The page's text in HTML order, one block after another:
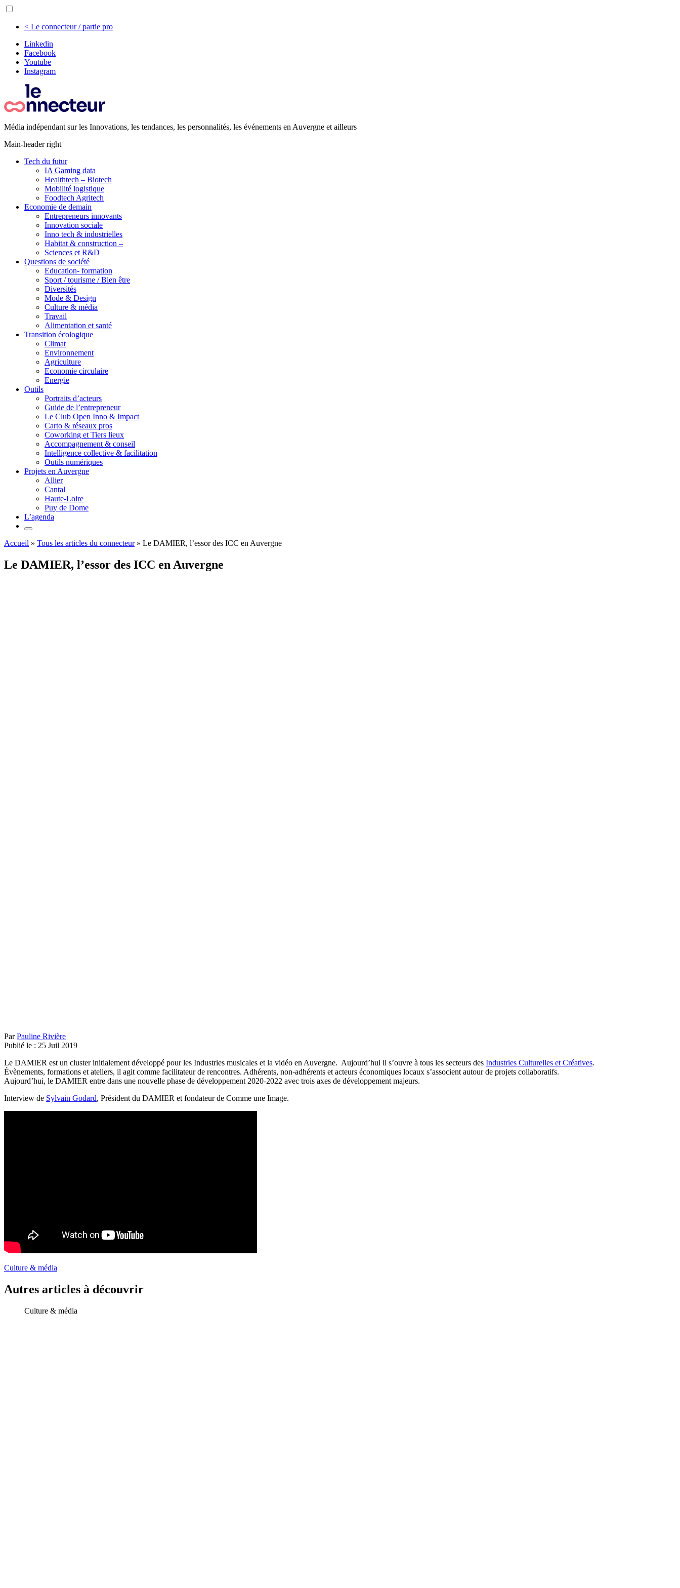
< Le connecteur / partie pro
Linkedin
Facebook
Youtube
Instagram
Média indépendant sur les Innovations, les tendances, les personnalités, les événements en Auvergne et ailleurs
Main-header right
Tech du futur
IA Gaming data
Healthtech – Biotech
Mobilité logistique
Foodtech Agritech
Economie de demain
Entrepreneurs innovants
Innovation sociale
Inno tech & industrielles
Habitat & construction –
Sciences et R&D
Questions de société
Education- formation
Sport / tourisme / Bien être
Diversités
Mode & Design
Culture & média
Travail
Alimentation et santé
Transition écologique
Climat
Environnement
Agriculture
Economie circulaire
Energie
Outils
Portraits d’acteurs
Guide de l’entrepreneur
Le Club Open Inno & Impact
Carto & réseaux pros
Coworking et Tiers lieux
Accompagnement & conseil
Intelligence collective & facilitation
Outils numériques
Projets en Auvergne
Allier
Cantal
Haute-Loire
Puy de Dome
L’agenda
Accueil » Tous les articles du connecteur» Le DAMIER, l’essor des ICC en Auvergne
Le DAMIER, l’essor des ICC en Auvergne
ParPauline Rivière
Publié le : 25 Juil 2019
Le DAMIER est un cluster initialement développé pour les Industries musicales et la vidéo en Auvergne. Aujourd’hui il s’ouvre à tous les secteurs des Industries Culturelles et Créatives.
Évènements, formations et ateliers, il agit comme facilitateur de rencontres. Adhérents, non-adhérents et acteurs économiques locaux s’associent autour de projets collaboratifs.
Aujourd’hui, le DAMIER entre dans une nouvelle phase de développement 2020-2022 avec trois axes de développement majeurs.
Interview de Sylvain Godard, Président du DAMIER et fondateur de Comme une Image.
Culture & média
Autres articles à découvrir
Culture & média